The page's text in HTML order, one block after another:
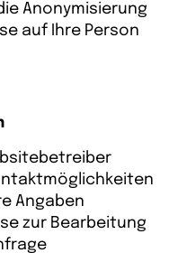
Anonymisierung
auf Ihre Person
Angaben
zur Bearbeitung